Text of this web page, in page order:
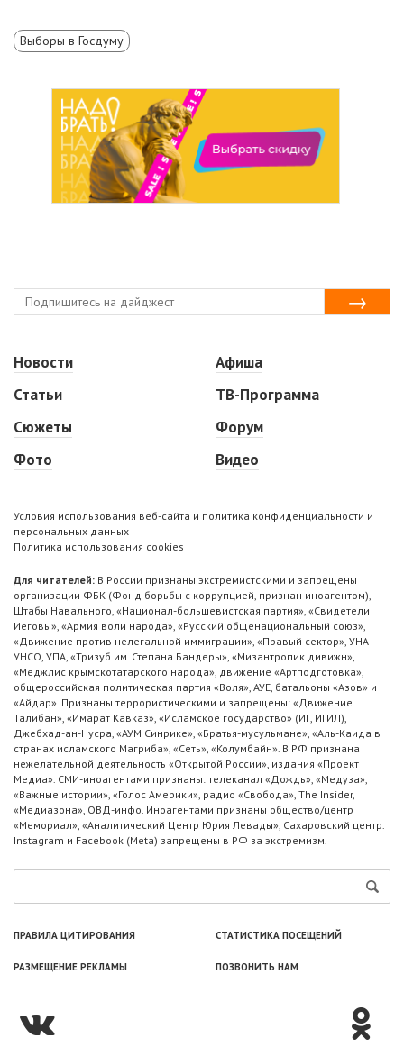
Выборы в Госдуму
Новости
Статьи
Сюжеты
Фото
Афиша
ТВ-Программа
Форум
Видео
Условия использования веб-сайта и политика конфиденциальности и
персональных данных
Политика использования cookies
Для читателей: В России признаны экстремистскими и запрещены
организации ФБК (Фонд борьбы с коррупцией, признан иноагентом),
Штабы Навального, «Национал-большевистская партия», «Свидетели
Иеговы», «Армия воли народа», «Русский общенациональный союз»,
«Движение против нелегальной иммиграции», «Правый сектор», УНА-
УНСО, УПА, «Тризуб им. Степана Бандеры», «Мизантропик дивижн»,
«Меджлис крымскотатарского народа», движение «Артподготовка»,
общероссийская политическая партия «Воля», АУЕ, батальоны «Азов» и
«Айдар». Признаны террористическими и запрещены: «Движение
Талибан», «Имарат Кавказ», «Исламское государство» (ИГ, ИГИЛ),
Джебхад-ан-Нусра, «АУМ Синрике», «Братья-мусульмане», «Аль-Каида в
странах исламского Магриба», «Сеть», «Колумбайн». В РФ признана
нежелательной деятельность «Открытой России», издания «Проект
Медиа». СМИ-иноагентами признаны: телеканал «Дождь», «Медуза»,
«Важные истории», «Голос Америки», радио «Свобода», The Insider,
«Медиазона», ОВД-инфо. Иноагентами признаны общество/центр
«Мемориал», «Аналитический Центр Юрия Левады», Сахаровский центр.
Instagram и Facebook (Metа) запрещены в РФ за экстремизм.
ПРАВИЛА ЦИТИРОВАНИЯ СТАТИСТИКА ПОСЕЩЕНИЙ
РАЗМЕЩЕНИЕ РЕКЛАМЫ ПОЗВОНИТЬ НАМ